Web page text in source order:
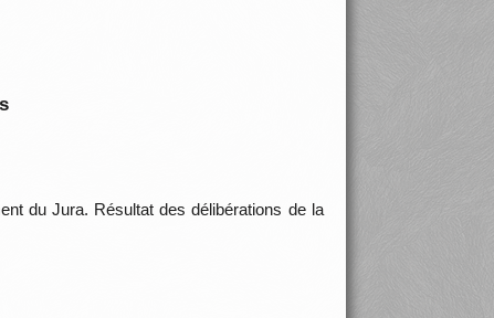
du Jura. Résultat des délibérations de la